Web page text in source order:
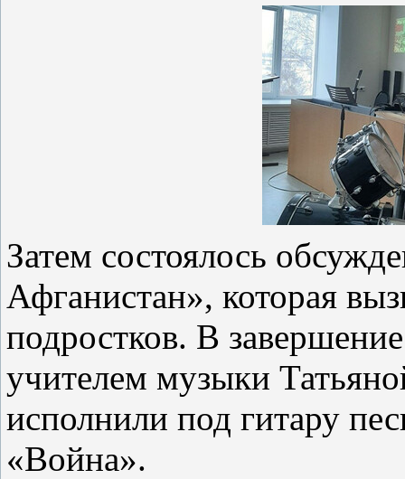
Затем состоялось
Афганистан», которая
подростков. В
учителем музыки
исполнили под гитару
«Война».